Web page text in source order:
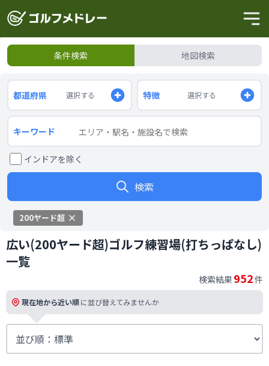
条件検索 地図検索
都道府県 選択する 特徴 選択する
キーワード
インドアを除く
検索
200ヤード超
広い(200ヤード超)ゴルフ練習場(打ちっぱなし)
一覧
検索結果 952件
現在地から近い順に並び替えてみませんか